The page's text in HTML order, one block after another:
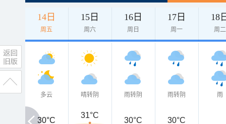
14日
周五
15日
周六
16日
周日
17日
周一
18
周二
多云 晴转阴 雨转阴 雨转阴 雨
30°C
30°C
31°C
30°C
30°C